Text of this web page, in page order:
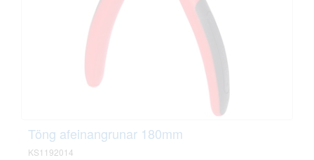
Töng afeinangrunar 180mm
KS1192014